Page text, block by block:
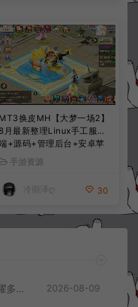
MT3换皮MH【大梦一场2】
8月最新整理Linux手工服务
+源码+管理后台+安卓苹
双端+详细搭建教程+视频
教程
手游资源
冷雨泽ღ 30
卡牌回合手游【火影忍者-黑金荣耀多区跨服平台币内购版】8月最新整理Linux手工服务端+CDK授权后台+安卓+详细搭建教程+视频教程 2026-08-09